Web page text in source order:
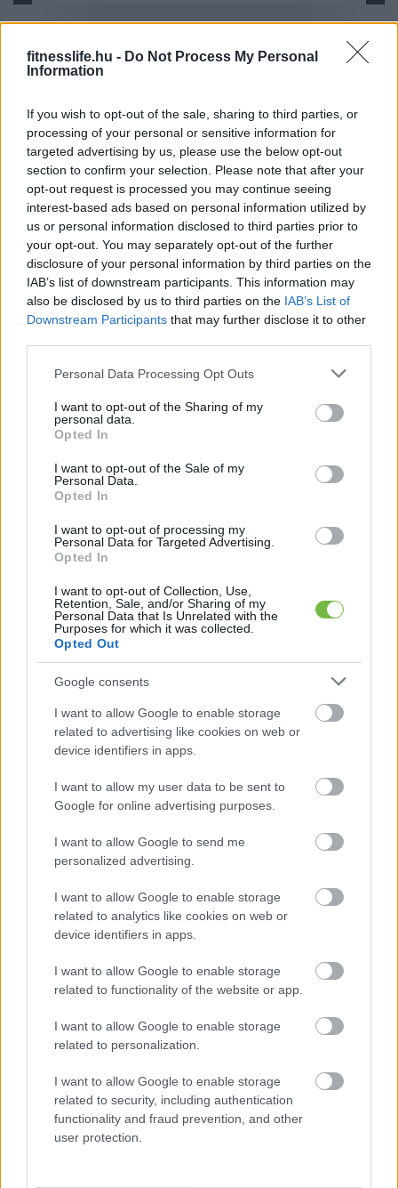
fitnesslife.hu - Do Not Process My Personal
Information
If you wish to opt-out of the sale, sharing to third parties, or
processing of your personal or sensitive information for
targeted advertising by us, please use the below opt-out
section to confirm your selection. Please note that after your
opt-out request is processed you may continue seeing
interest-based ads based on personal information utilized by
us or personal information disclosed to third parties prior to
your opt-out. You may separately opt-out of the further
disclosure of your personal information by third parties on the
IAB’s list of downstream participants. This information may
also be disclosed by us to third parties on the IAB’s List of
Downstream Participants that may further disclose it to other
Please note that this website/app uses one or more Google
not limited to your visit or usage behaviour. You may click to
grant or deny consent to Google and its third-party tags to
use your data for below specified purposes in below Google
consent section.
Personal Data Processing Opt Outs
I want to opt-out of the Sharing of my
personal data.
Opted In
I want to opt-out of the Sale of my
Personal Data.
Opted In
I want to opt-out of processing my
Personal Data for Targeted Advertising.
Opted In
I want to opt-out of Collection, Use,
Retention, Sale, and/or Sharing of my
Personal Data that Is Unrelated with the
Purposes for which it was collected.
Opted Out
Google consents
I want to allow Google to enable storage
related to advertising like cookies on web or
device identifiers in apps.
I want to allow my user data to be sent to
Google for online advertising purposes.
I want to allow Google to send me
personalized advertising.
I want to allow Google to enable storage
related to analytics like cookies on web or
device identifiers in apps.
I want to allow Google to enable storage
related to functionality of the website or app.
I want to allow Google to enable storage
related to personalization.
I want to allow Google to enable storage
related to security, including authentication
functionality and fraud prevention, and other
user protection.
EGÉSZSÉGES ÉDESSÉGEK
Egyszerű, de nagyszerű nass. Ki
kell próbálnod! :D
TÁPLÁLKOZÁS
Ezek a legjobb tejtermék
EGÉSZSÉGES ÉDESSÉGEK
Kis különlegesség: Epergolyók